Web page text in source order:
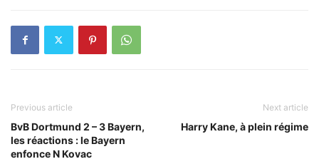
Previous article
BvB Dortmund 2 – 3 Bayern,
les réactions : le Bayern
enfonce N Kovac
Next article
Harry Kane, à plein régime